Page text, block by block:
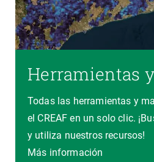
Herramientas
Todas las herramientas y
el CREAF en un solo clic.
y utiliza nuestros recursos!
Más información